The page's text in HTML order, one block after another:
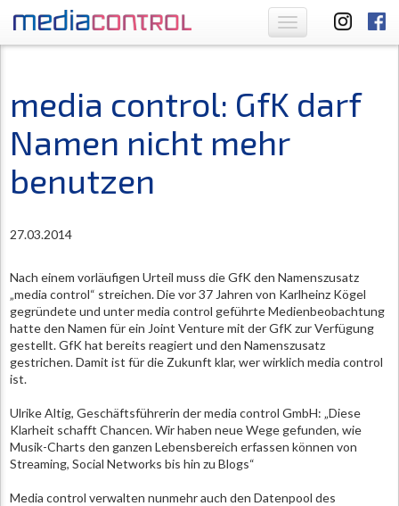
Toggle
navigation
media control: GfK darf
Namen nicht mehr
benutzen
27.03.2014
Nach einem vorläufigen Urteil muss die GfK den Namenszusatz
„media control“ streichen. Die vor 37 Jahren von Karlheinz Kögel
gegründete und unter media control geführte Medienbeobachtung
hatte den Namen für ein Joint Venture mit der GfK zur Verfügung
gestellt. GfK hat bereits reagiert und den Namenszusatz
gestrichen. Damit ist für die Zukunft klar, wer wirklich media control
ist.
Ulrike Altig, Geschäftsführerin der media control GmbH: „Diese
Klarheit schafft Chancen. Wir haben neue Wege gefunden, wie
Musik-Charts den ganzen Lebensbereich erfassen können von
Streaming, Social Networks bis hin zu Blogs“
Media control verwalten nunmehr auch den Datenpool des